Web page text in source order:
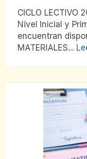
CICLO LECTIVO
Nivel Inicial y
encuentran
MATERIALES...